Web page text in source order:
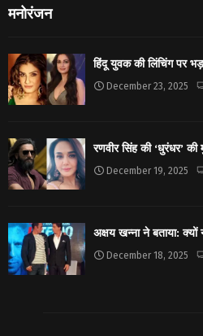
मनोरंजन
हिंदू युवक की लिंचिंग पर
December 23, 2025
रणवीर सिंह की ‘धुरंधर’ की
December 19, 2025
अक्षय खन्ना ने बताया:
December 18, 2025